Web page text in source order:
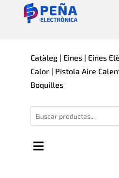
Catàleg| Eines| Eines
Calor| Pistola Aire
Boquilles